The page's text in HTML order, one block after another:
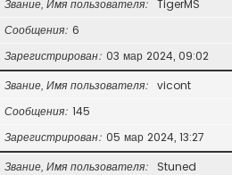
Звание, Имя пользователя
TigerMS
Сообщения 6
Зарегистрирован 03 мар 2024, 09:02
Звание, Имя пользователя
vicont
Сообщения 145
Зарегистрирован 05 мар 2024, 13:27
Звание, Имя пользователя
Stuned